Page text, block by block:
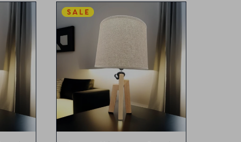
de
Lampara veladora con base de
madera
220v
Medidas:42cm